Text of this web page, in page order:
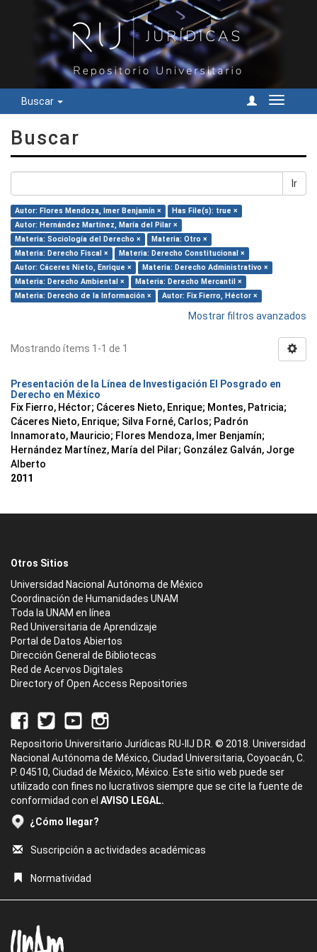
Buscar
Cambiar
Buscar
Ir
Autor: Flores Mendoza, Imer Benjamín ×
Has File(s): true ×
Autor: Hernández Martínez, María del Pilar ×
Materia: Sociología del Derecho ×
Materia: Otro ×
Materia: Derecho Fiscal ×
Materia: Derecho Constitucional ×
Autor: Cáceres Nieto, Enrique ×
Materia: Derecho Administrativo ×
Materia: Derecho Ambiental ×
Materia: Derecho Mercantil ×
Materia: Derecho de la Información ×
Autor: Fix Fierro, Héctor ×
Mostrar filtros avanzados
Mostrando ítems 1-1 de 1
Presentación de la Línea de Investigación El Posgrado en
Derecho en México
Fix Fierro, Héctor; Cáceres Nieto, Enrique; Montes, Patricia;
Cáceres Nieto, Enrique; Silva Forné, Carlos; Padrón
Innamorato, Mauricio; Flores Mendoza, Imer Benjamín;
Hernández Martínez, María del Pilar; González Galván, Jorge
Alberto
2011
Otros Sitios
Universidad Nacional Autónoma de México
Coordinación de Humanidades UNAM
Toda la UNAM en línea
Red Universitaria de Aprendizaje
Portal de Datos Abiertos
Dirección General de Bibliotecas
Red de Acervos Digitales
Directory of Open Access Repositories
Repositorio Universitario Jurídicas RU-IIJ D.R. © 2018. Universidad
Nacional Autónoma de México, Ciudad Universitaria, Coyoacán, C.
P. 04510, Ciudad de México, México. Este sitio web puede ser
utilizado con fines no lucrativos siempre que se cite la fuente de
conformidad con el AVISO LEGAL.
¿Cómo llegar?
Suscripción a actividades académicas
Normatividad